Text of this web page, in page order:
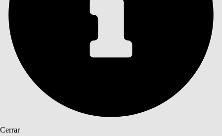
Cerrar
Índice de materias
Buscar